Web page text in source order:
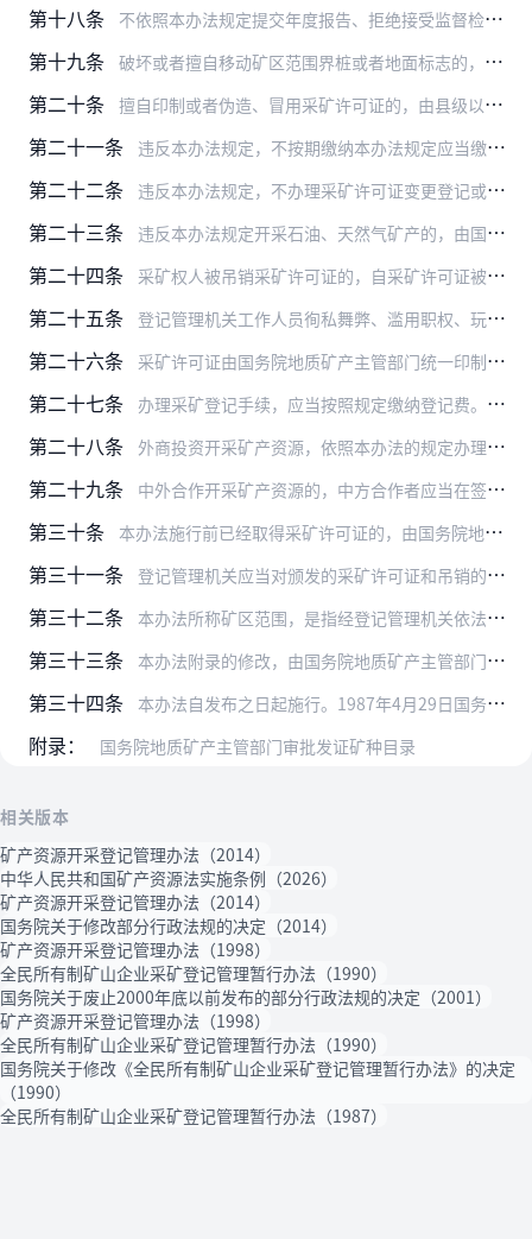
第十八条 不依照本办法规定提交年度报告、拒绝接受监督检查或者弄虚作假的，由县级以上人民政府负责地质矿产管理工作的部门按照国务院地质矿产主管部门规定的权限，责令停止违法行为…
第十九条 破坏或者擅自移动矿区范围界桩或者地面标志的，由县级以上人民政府负责地质矿产管理工作的部门按照国务院地质矿产主管部门规定的权限，责令限期恢复；情节严重的，处3万元…
第二十条 擅自印制或者伪造、冒用采矿许可证的，由县级以上人民政府负责地质矿产管理工作的部门按照国务院地质矿产主管部门规定的权限，没收违法所得，可以并处10万元以下的罚款；…
第二十一条 违反本办法规定，不按期缴纳本办法规定应当缴纳的费用的，由登记管理机关责令限期缴纳，并从滞纳之日起每日加收2‰的滞纳金；逾期仍不缴纳的，由原发证机关吊销采矿许可证…
第二十二条 违反本办法规定，不办理采矿许可证变更登记或者注销登记手续的，由登记管理机关责令限期改正；逾期不改正的，由原发证机关吊销采矿许可证。
第二十三条 违反本办法规定开采石油、天然气矿产的，由国务院地质矿产主管部门按照本办法的有关规定给予行政处罚。
第二十四条 采矿权人被吊销采矿许可证的，自采矿许可证被吊销之日起2年内不得再申请采矿权。
第二十五条 登记管理机关工作人员徇私舞弊、滥用职权、玩忽职守，构成犯罪的，依法追究刑事责任；尚不构成犯罪的，依法给予行政处分。
第二十六条 采矿许可证由国务院地质矿产主管部门统一印制。申请登记书、变更申请登记书和注销申请登记书的格式，由国务院地质矿产主管部门统一制定。
第二十七条 办理采矿登记手续，应当按照规定缴纳登记费。收费标准和管理、使用办法，由国务院物价主管部门会同国务院地质矿产主管部门、财政部门规定。
第二十八条 外商投资开采矿产资源，依照本办法的规定办理；法律、行政法规另有特别规定的，从其规定。
第二十九条 中外合作开采矿产资源的，中方合作者应当在签订合同前，将合作的矿区范围、开采矿种、开发利用方案等资料报原发证机关复核并签署意见；在签订合同后，向原发证机关备案。
第三十条 本办法施行前已经取得采矿许可证的，由国务院地质矿产主管部门统一组织换领新采矿许可证。
第三十一条 登记管理机关应当对颁发的采矿许可证和吊销的采矿许可证予以公告。
第三十二条 本办法所称矿区范围，是指经登记管理机关依法划定的可供开采矿产资源的范围、井巷工程设施分布范围或者露天剥离范围的立体空间区域。
第三十三条 本办法附录的修改，由国务院地质矿产主管部门报国务院批准后公布。
第三十四条 本办法自发布之日起施行。1987年4月29日国务院发布的《全民所有制矿山企业采矿登记管理暂行办法》和1990年11月22日《国务院关于修改〈全民所有制矿山企业采…
附录： 国务院地质矿产主管部门审批发证矿种目录
相关版本
矿产资源开采登记管理办法（2014）
中华人民共和国矿产资源法实施条例（2026）
矿产资源开采登记管理办法（2014）
国务院关于修改部分行政法规的决定（2014）
矿产资源开采登记管理办法（1998）
全民所有制矿山企业采矿登记管理暂行办法（1990）
国务院关于废止2000年底以前发布的部分行政法规的决定（2001）
矿产资源开采登记管理办法（1998）
全民所有制矿山企业采矿登记管理暂行办法（1990）
国务院关于修改《全民所有制矿山企业采矿登记管理暂行办法》的决定
（1990）
全民所有制矿山企业采矿登记管理暂行办法（1987）